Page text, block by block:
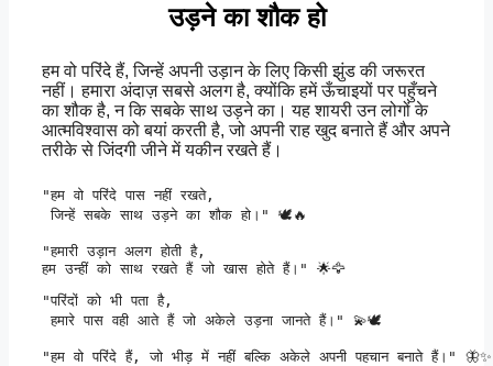
उड़ने का शौक हो
हम वो परिंदे हैं, जिन्हें अपनी उड़ान के लिए किसी झुंड की जरूरत
नहीं। हमारा अंदाज़ सबसे अलग है, क्योंकि हमें ऊँचाइयों पर पहुँचने
का शौक है, न कि सबके साथ उड़ने का। यह शायरी उन लोगों के
आत्मविश्वास को बयां करती है, जो अपनी राह खुद बनाते हैं और अपने
तरीके से जिंदगी जीने में यकीन रखते हैं।
"हम वो परिंदे पास नहीं रखते,
जिन्हें सबके साथ उड़ने का शौक हो।" 🕊️🔥
"हमारी उड़ान अलग होती है,
हम उन्हीं को साथ रखते हैं जो खास होते हैं।" 🌟🦅
"परिंदों को भी पता है,
हमारे पास वही आते हैं जो अकेले उड़ना जानते हैं।" 💫🕊️
"हम वो परिंदे हैं, जो भीड़ में नहीं बल्कि अकेले अपनी पहचान बनाते हैं।" 🦋✨